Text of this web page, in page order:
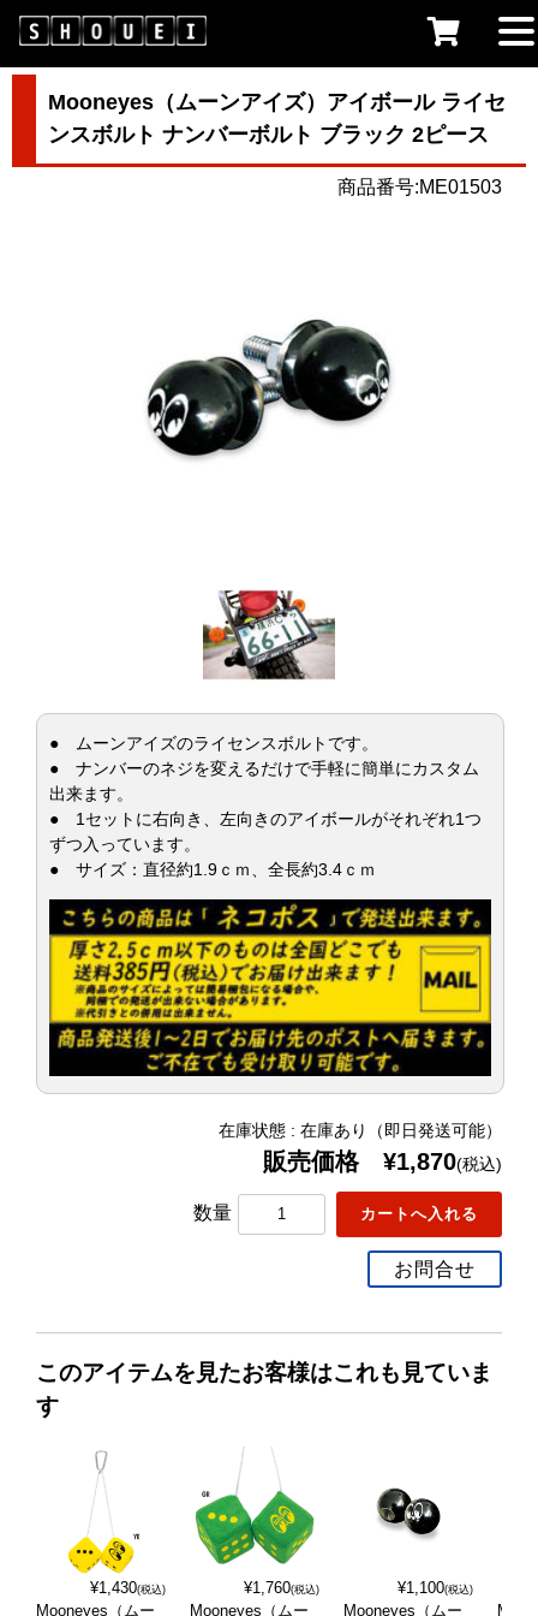
Mooneyes（ムーンアイズ）アイボール ライセ
ンスボルト ナンバーボルト ブラック 2ピース
商品番号:ME01503
● ムーンアイズのライセンスボルトです。
● ナンバーのネジを変えるだけで手軽に簡単にカスタム
出来ます。
● 1セットに右向き、左向きのアイボールがそれぞれ1つ
ずつ入っています。
● サイズ：直径約1.9ｃｍ、全長約3.4ｃｍ
在庫状態 : 在庫あり（即日発送可能）
販売価格 ¥1,870(税込)
数量
お問合せ
このアイテムを見たお客様はこれも見ていま
す
¥1,430(税込)
Mooneyes（ムー
¥1,760(税込)
Mooneyes（ムー
¥1,100(税込)
Mooneyes（ムー